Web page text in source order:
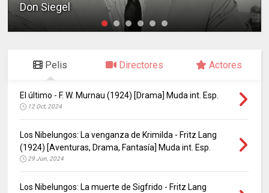
Don Siegel
Pelis Directores Actores
El último - F. W. Murnau (1924) [Drama] Muda int. Esp.
12 Oct, 2024
Los Nibelungos: La venganza de Krimilda - Fritz Lang
(1924) [Aventuras, Drama, Fantasía] Muda int. Esp.
29 Jun, 2024
Los Nibelungos: La muerte de Sigfrido - Fritz Lang